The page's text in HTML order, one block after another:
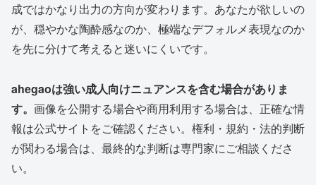
成ではかなり出力の方向が変わります。あなたが欲しいの
が、穏やかな陶酔感なのか、極端なデフォルメ表現なのか
を先に分けて考えると迷いにくいです。
ahegaoは強い成人向けニュアンスを含む場合がありま
す。 画像を公開する場合や商用利用する場合は、正確な情
報は公式サイトをご確認ください。権利・規約・法的判断
が関わる場合は、最終的な判断は専門家にご相談くださ
い。